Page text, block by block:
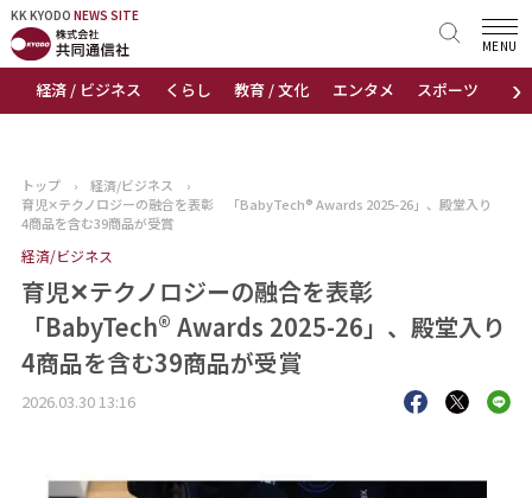
KK KYODO NEWS SITE
›
経済 / ビジネス くらし 教育 / 文化 エンタメ スポーツ 地域
MENU
KK KYODONEWS SITE
トップページ
ニュース
おすすめコンテンツ
出版物
会社概要
トップ › 経済/ビジネス
›
育児✕テクノロジーの融合を表彰 「BabyTech® Awards 2025-26」、殿堂入り
4商品を含む39商品が受賞
経済/ビジネス
育児✕テクノロジーの融合を表彰
「BabyTech® Awards 2025-26」、殿堂入り
4商品を含む39商品が受賞
2026.03.30 13:16